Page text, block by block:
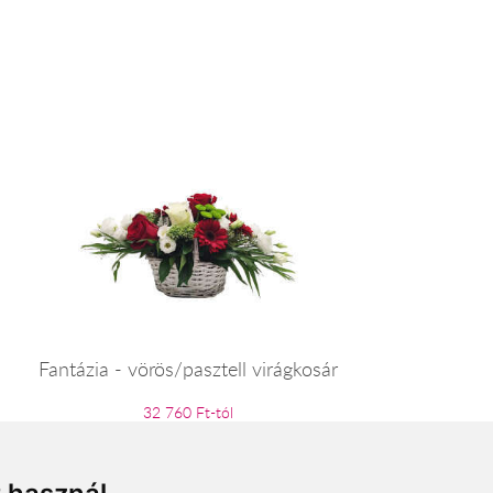
Fantázia - vörös/pasztell virágkosár
32 760 Ft-tól